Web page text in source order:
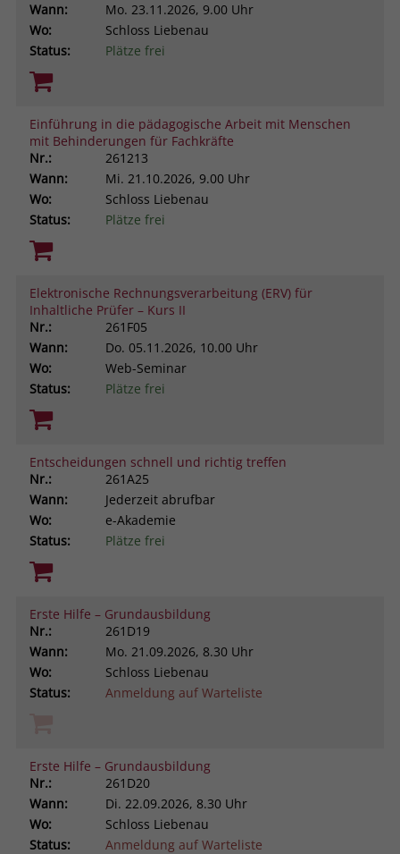
Wann:
Mo. 23.11.2026, 9.00 Uhr
Wo:
Schloss Liebenau
Status:
Plätze frei
Einführung in die pädagogische Arbeit mit Menschen
mit Behinderungen für Fachkräfte
Nr.:
261213
Wann:
Mi. 21.10.2026, 9.00 Uhr
Wo:
Schloss Liebenau
Status:
Plätze frei
Elektronische Rechnungsverarbeitung (ERV) für
Inhaltliche Prüfer – Kurs II
Nr.:
261F05
Wann:
Do. 05.11.2026, 10.00 Uhr
Wo:
Web-Seminar
Status:
Plätze frei
Entscheidungen schnell und richtig treffen
Nr.:
261A25
Wann:
Jederzeit abrufbar
Wo:
e-Akademie
Status:
Plätze frei
Erste Hilfe – Grundausbildung
Nr.:
261D19
Wann:
Mo. 21.09.2026, 8.30 Uhr
Wo:
Schloss Liebenau
Status:
Anmeldung auf Warteliste
Erste Hilfe – Grundausbildung
Nr.:
261D20
Wann:
Di. 22.09.2026, 8.30 Uhr
Wo:
Schloss Liebenau
Status:
Anmeldung auf Warteliste